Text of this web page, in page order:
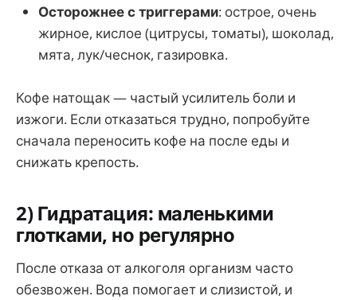
Осторожнее с триггерами: острое, очень
жирное, кислое (цитрусы, томаты), шоколад,
мята, лук/чеснок, газировка.
Кофе натощак — частый усилитель боли и
изжоги. Если отказаться трудно, попробуйте
сначала переносить кофе на после еды и
снижать крепость.
2) Гидратация: маленькими
глотками, но регулярно
После отказа от алкоголя организм часто
обезвожен. Вода помогает и слизистой, и